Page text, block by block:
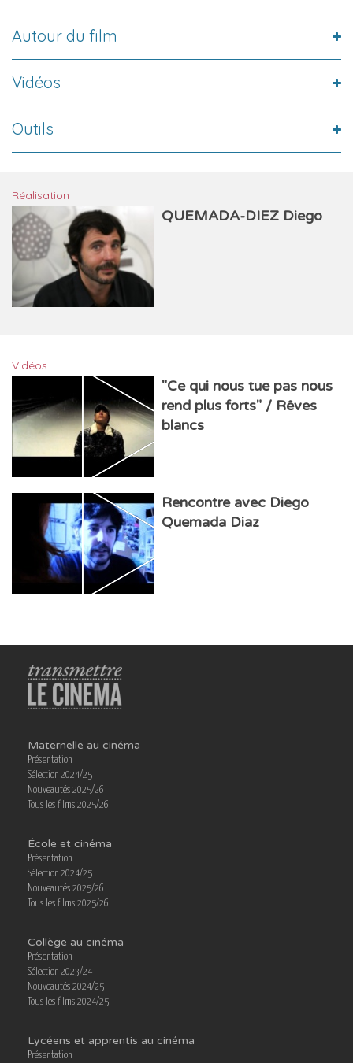
Autour du film
Vidéos
Outils
Réalisation
QUEMADA-DIEZ Diego
Vidéos
"Ce qui nous tue pas nous
rend plus forts" / Rêves
blancs
Rencontre avec Diego
Quemada Diaz
Maternelle au cinéma
Présentation
Sélection 2024/25
Nouveautés 2025/26
Tous les films 2025/26
École et cinéma
Présentation
Sélection 2024/25
Nouveautés 2025/26
Tous les films 2025/26
Collège au cinéma
Présentation
Sélection 2023/24
Nouveautés 2024/25
Tous les films 2024/25
Lycéens et apprentis au cinéma
Présentation